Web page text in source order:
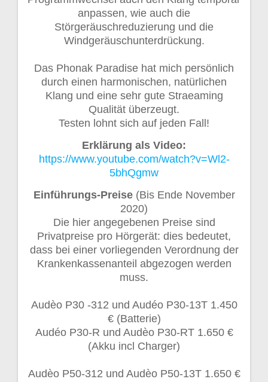
anpassen, wie auch die
Störgeräuschreduzierung und die
Windgeräuschunterdrückung.
Das Phonak Paradise hat mich persönlich
durch einen harmonischen, natürlichen
Klang und eine sehr gute Straeaming
Qualität überzeugt.
Testen lohnt sich auf jeden Fall!
Erklärung als Video:
https://www.youtube.com/watch?v=Wl2-
5bhQgmw
Einführungs-Preise(Bis Ende November
2020)
Die hier angegebenen Preise sind
Privatpreise pro Hörgerät: dies bedeutet,
dass bei einer vorliegenden Verordnung der
Krankenkassenanteil abgezogen werden
muss.
Audèo P30 -312 und Audéo P30-13T 1.450
€ (Batterie)
Audéo P30-R und Audèo P30-RT 1.650 €
(Akku incl Charger)
Audèo P50-312 und Audèo P50-13T 1.650 €